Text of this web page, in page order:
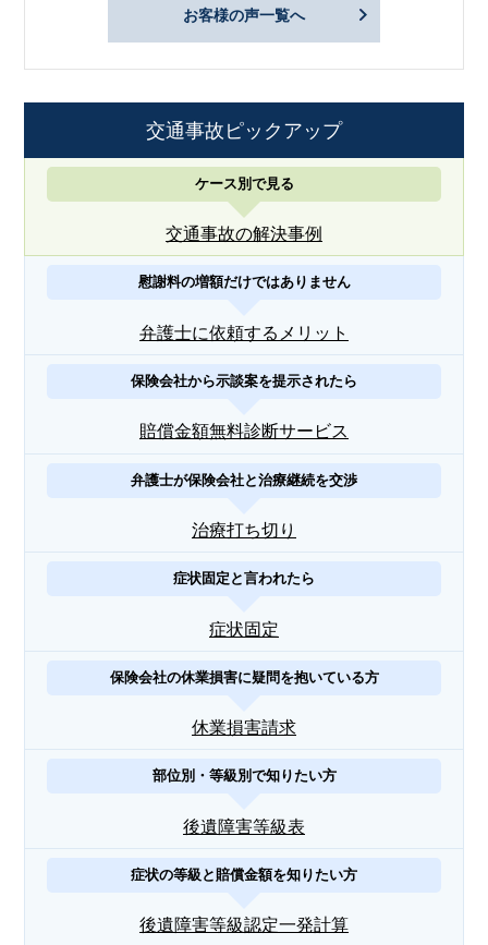
お客様の声一覧へ
交通事故ピックアップ
ケース別で見る
交通事故の解決事例
慰謝料の増額だけではありません
弁護士に依頼するメリット
保険会社から示談案を提示されたら
賠償金額無料診断サービス
弁護士が保険会社と治療継続を交渉
治療打ち切り
症状固定と言われたら
症状固定
保険会社の休業損害に疑問を抱いている方
休業損害請求
部位別・等級別で知りたい方
後遺障害等級表
症状の等級と賠償金額を知りたい方
後遺障害等級認定一発計算